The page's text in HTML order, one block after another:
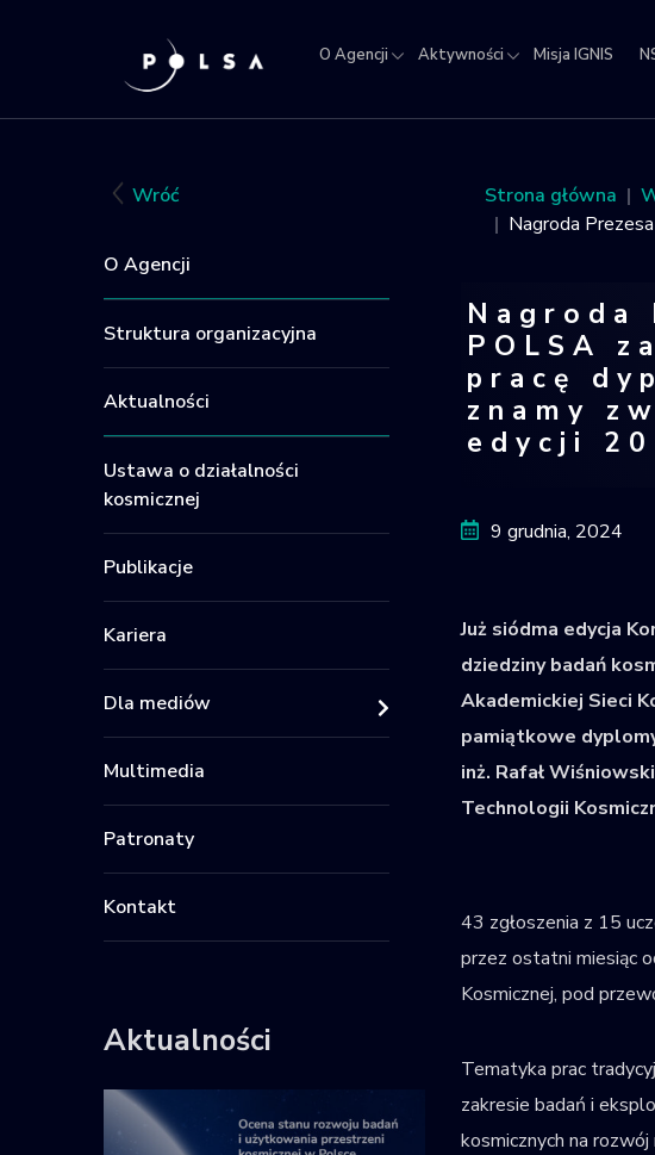
O Agencji Aktywności Misja IGNIS
Kosmicznych
Wróć
O Agencji
Struktura organizacyjna
Aktualności
Ustawa o działalności
kosmicznej
Publikacje
Kariera
Dla mediów
Multimedia
Patronaty
Kontakt
Aktualności
Strona główna
Nagroda
Nagroda
POLSA
pracę
znamy
edycji
9 grudnia, 2024
Już siódma edycja
dziedziny badań
Akademickiej Sieci
pamiątkowe
inż. Rafał
Technologii
43 zgłoszenia z 15
przez ostatni miesiąc
Kosmicznej, pod
Tematyka prac
zakresie badań i
kosmicznych na